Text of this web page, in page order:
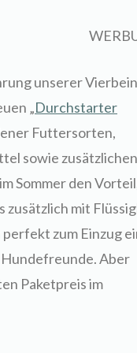
unserer
„Durchstarter
Futtersorten,
sowie zusätzlichen
Sommer den
zusätzlich mit
zum Einzug
Aber
Paketpreis im